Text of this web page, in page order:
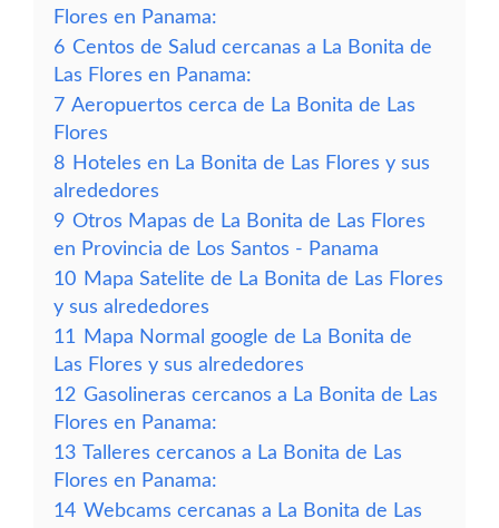
Flores en Panama:
6 Centos de Salud cercanas a La Bonita de
Las Flores en Panama:
7 Aeropuertos cerca de La Bonita de Las
Flores
8 Hoteles en La Bonita de Las Flores y sus
alrededores
9 Otros Mapas de La Bonita de Las Flores
en Provincia de Los Santos - Panama
10 Mapa Satelite de La Bonita de Las Flores
y sus alrededores
11
Mapa Normal google de La Bonita de
Las Flores y sus alrededores
12 Gasolineras cercanos a La Bonita de Las
Flores en Panama:
13 Talleres cercanos a La Bonita de Las
Flores en Panama:
14 Webcams cercanas a La Bonita de Las